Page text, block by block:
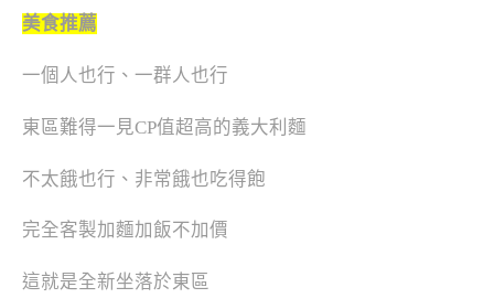
美食推薦
一個人也行、一群人也行
東區難得一見CP值超高的義大利麵
不太餓也行、非常餓也吃得飽
完全客製加麵加飯不加價
這就是全新坐落於東區